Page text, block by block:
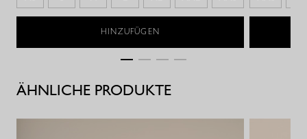
HINZUFÜGEN
ÄHNLICHE PRODUKTE